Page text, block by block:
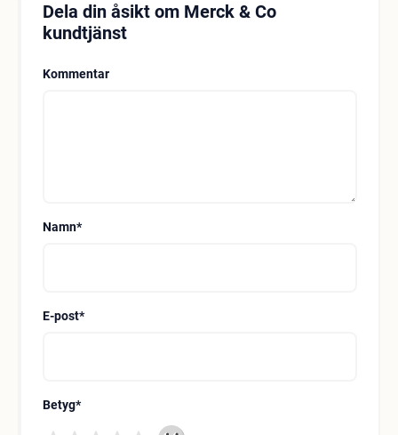
Dela din åsikt om Merck & Co
kundtjänst
Kommentar
Namn*
E-post*
Betyg*